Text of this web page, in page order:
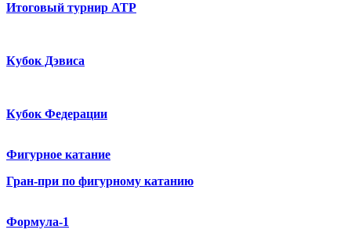
Итоговый турнир ATP
Кубок Дэвиса
Кубок Федерации
Фигурное катание
Гран-при по фигурному катанию
Формула-1